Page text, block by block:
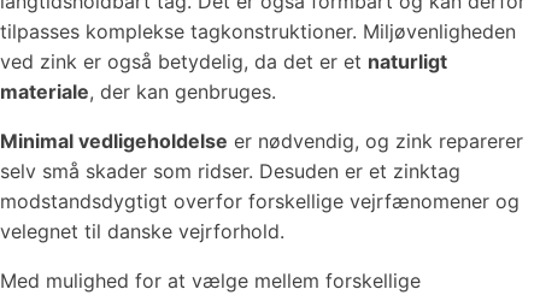
tilpasses komplekse tagkonstruktioner. Miljøvenligheden
ved zink er også betydelig, da det er et naturligt
materiale, der kan genbruges.
Minimal vedligeholdelse er nødvendig, og zink reparerer
selv små skader som ridser. Desuden er et zinktag
modstandsdygtigt overfor forskellige vejrfænomener og
velegnet til danske vejrforhold.
Med mulighed for at vælge mellem forskellige